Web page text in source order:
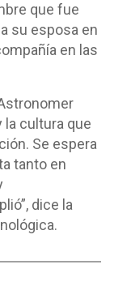
que fue
su esposa en
en las
cultura que
Se espera
tanto en
dice la